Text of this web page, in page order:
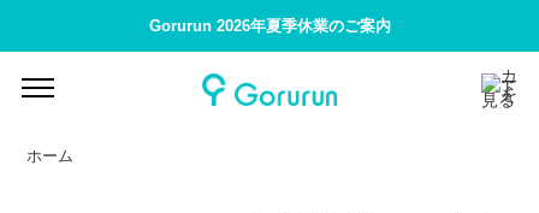
Gorurun 2026年夏季休業のご案内
ホーム